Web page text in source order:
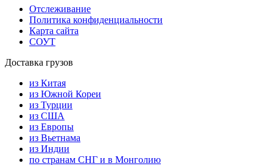
Отслеживание
Политика конфиденциальности
Карта сайта
СОУТ
Доставка грузов
из Китая
из Южной Кореи
из Турции
из США
из Европы
из Вьетнама
из Индии
по странам СНГ и в Монголию